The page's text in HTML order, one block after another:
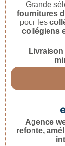
Grande
fournitures
pour les
collégiens
Livraison
Agence
refonte,